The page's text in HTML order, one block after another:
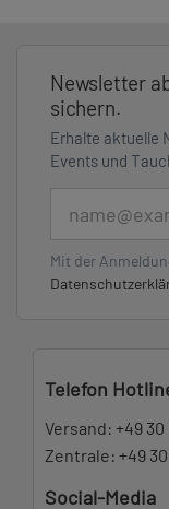
Newsletter
sichern.
Erhalte aktuelle
Events und
Mit der
Telefon
Versand: +49 30
Zentrale: +49
Social-Media